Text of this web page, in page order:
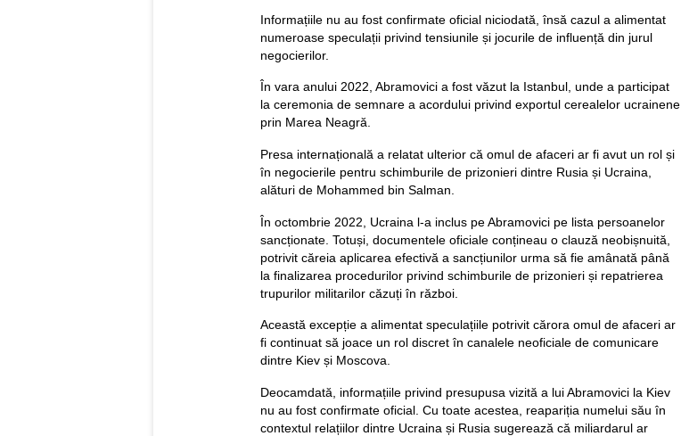
Informațiile nu au fost confirmate oficial niciodată, însă cazul a alimentat
numeroase speculații privind tensiunile și jocurile de influență din jurul
negocierilor.
În vara anului 2022, Abramovici a fost văzut la Istanbul, unde a participat
la ceremonia de semnare a acordului privind exportul cerealelor ucrainene
prin Marea Neagră.
Presa internațională a relatat ulterior că omul de afaceri ar fi avut un rol și
în negocierile pentru schimburile de prizonieri dintre Rusia și Ucraina,
alături de Mohammed bin Salman.
În octombrie 2022, Ucraina l-a inclus pe Abramovici pe lista persoanelor
sancționate. Totuși, documentele oficiale conțineau o clauză neobișnuită,
potrivit căreia aplicarea efectivă a sancțiunilor urma să fie amânată până
la finalizarea procedurilor privind schimburile de prizonieri și repatrierea
trupurilor militarilor căzuți în război.
Această excepție a alimentat speculațiile potrivit cărora omul de afaceri ar
fi continuat să joace un rol discret în canalele neoficiale de comunicare
dintre Kiev și Moscova.
Deocamdată, informațiile privind presupusa vizită a lui Abramovici la Kiev
nu au fost confirmate oficial. Cu toate acestea, reapariția numelui său în
contextul relațiilor dintre Ucraina și Rusia sugerează că miliardarul ar